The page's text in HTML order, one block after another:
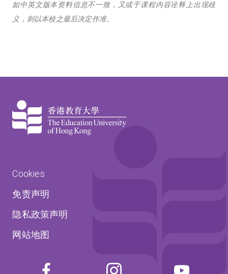
如中英文版本资料信息不一致，又或于课程内容诠释上出现歧
义，则以本校之最后决定作准。
Cookies
免责声明
隐私政策声明
网站地图